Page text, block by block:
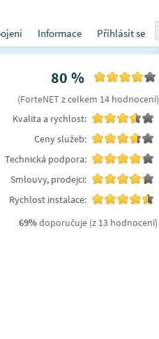
Informace Přihlásit se
80 %
(ForteNET z celkem 14hodnocení)
Kvalita a rychlost:
Ceny služeb:
Technická podpora:
Smlouvy, prodejci:
Rychlost instalace:
69%doporučuje(z 13 hodnocení)